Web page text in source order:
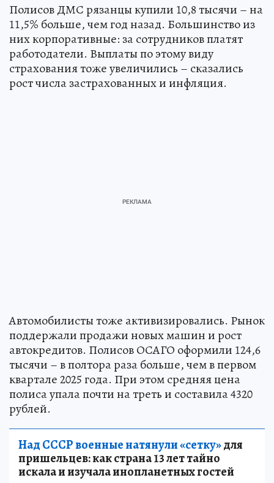
Полисов ДМС рязанцы купили 10,8 тысячи – на
11,5% больше, чем год назад. Большинство из
них корпоративные: за сотрудников платят
работодатели. Выплаты по этому виду
страхования тоже увеличились – сказались
рост числа застрахованных и инфляция.
Автомобилисты тоже активизировались. Рынок
поддержали продажи новых машин и рост
автокредитов. Полисов ОСАГО оформили 124,6
тысячи – в полтора раза больше, чем в первом
квартале 2025 года. При этом средняя цена
полиса упала почти на треть и составила 4320
рублей.
Над СССР военные натянули «сетку»для
пришельцев: как страна 13 лет тайно
искала и изучала инопланетных гостей